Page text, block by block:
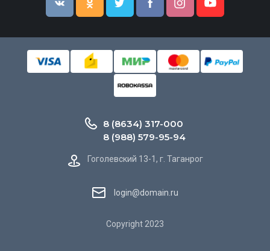
Copyright 2023
8 (8634) 317-000
8 (988) 579-95-94
Гоголевский 13-1, г. Таганрог
login@domain.ru